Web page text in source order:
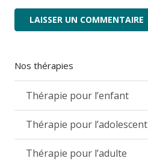
LAISSER UN COMMENTAIRE
Nos thérapies
Thérapie pour l’enfant
Thérapie pour l’adolescent
Thérapie pour l’adulte